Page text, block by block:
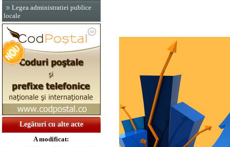
Legea administratiei publice
locale
Legături cu alte acte
A modificat: